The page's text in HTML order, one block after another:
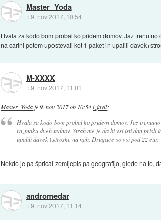
Master_Yoda
::9. nov 2017, 10:54
Hvala za kodo bom probal ko pridem domov. Jaz
na carini potem upostevali kot 1 paket in upalili
M-XXXX
::9. nov 2017, 11:01
Master_Yoda je 9. nov 2017 ob 10:54 izjavil:
Hvala za kodo bom probal ko pridem domov. Jaz
razmaku dveh tednov. Strah me je da bi vsi isti dan
upalili davek+stroske na njih. Drugace so vsi pod 22 eur.
Nekdo je pa šprical zemljepis pa geografijo, glede na to,
andromedar
::9. nov 2017, 11:14